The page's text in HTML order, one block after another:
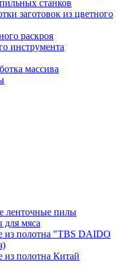
станков
заготовок из цветного
раскроя
инструмента
массива
ленточные пилы
мяса
из полотна "TBS DAIDO
полотна Китай